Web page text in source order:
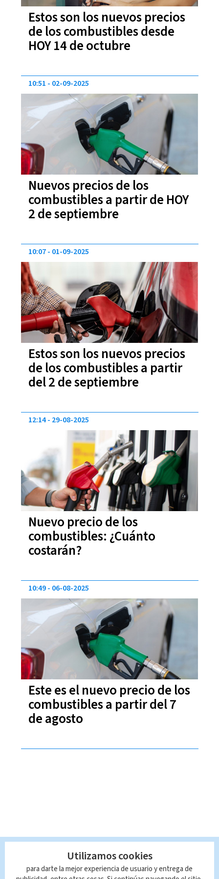
Estos son los nuevos precios
de los combustibles desde
HOY 14 de octubre
Nuevos precios de los
combustibles a partir de HOY
2 de septiembre
10:51 02-09-2025
Estos son los nuevos precios
de los combustibles a partir
del 2 de septiembre
10:07 01-09-2025
Nuevo precio de los
combustibles: ¿Cuánto
costarán?
12:14 29-08-2025
Este es el nuevo precio de los
combustibles a partir del 7
de agosto
10:49 06-08-2025
Utilizamos cookies
para darte la mejor experiencia de usuario y entrega de